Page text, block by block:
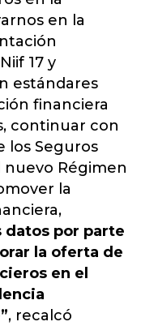
en la
17 y
estándares
financiera
continuar con
los Seguros
Régimen
la
por parte
la oferta de
en el
, recalcó